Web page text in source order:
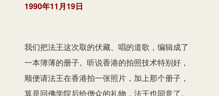
1990年11月19日
我们把法王这次取的伏藏、唱的道歌，编辑成了
一本簿薄的册子。听说香港的拍照技术特别好，
顺便请法王在香港拍一张照片，加上那个册子，
算是回佛学院后给僧众的礼物，法王也同意了。